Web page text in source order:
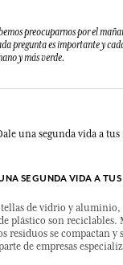
preocuparnos por el
pregunta es importante y
y más verde.
SEGUNDA VIDA A TUS
de vidrio y aluminio,
plástico son reciclables.
residuos se compactan y
de empresas